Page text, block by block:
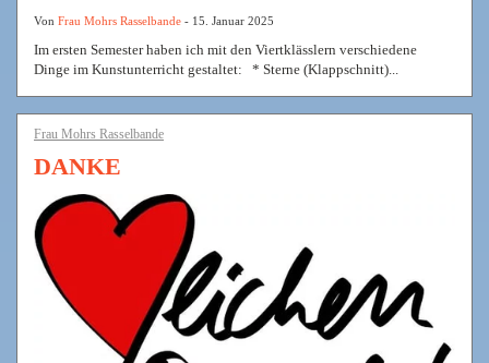
Von Frau Mohrs Rasselbande - 15. Januar 2025
Im ersten Semester haben ich mit den Viertklässlern verschiedene
Dinge im Kunstunterricht gestaltet: * Sterne (Klappschnitt)...
Frau Mohrs Rasselbande
DANKE